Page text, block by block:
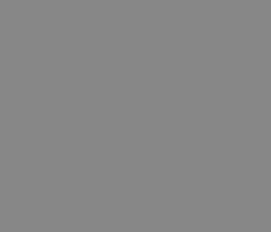
qualsiasi
supporta
domini.
le preferenze di
Script.com